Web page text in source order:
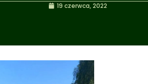
19 czerwca, 2022